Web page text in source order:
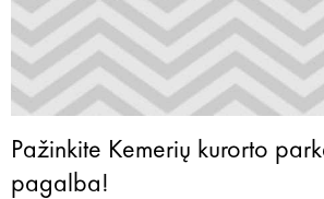
Pažinkite Kemerių kurorto
pagalba!